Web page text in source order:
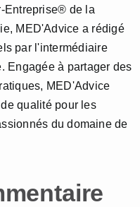
Entreprise® de la
MED'Advice a rédigé
par l'intermédiaire
Engagée à partager des
MED'Advice
qualité pour les
du domaine de